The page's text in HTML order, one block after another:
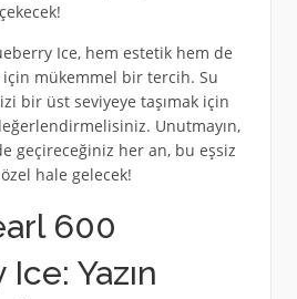
Ice, hem estetik hem de
mükemmel bir tercih. Su
bir üst seviyeye taşımak için
Unutmayın,
geçireceğiniz her an, bu eşsiz
hale gelecek!
600
Yazın